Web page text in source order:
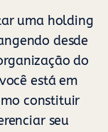
uma holding
desde
do
está em
constituir
seu